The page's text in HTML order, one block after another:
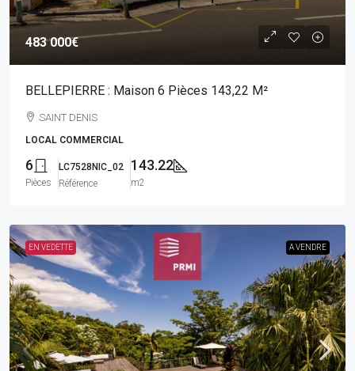
483 000€
BELLEPIERRE : Maison 6 Pièces 143,22 M²
SAINT DENIS
LOCAL COMMERCIAL
6
Pièces
LC7528NIC_02
Référence
143.22
m2
EN VEDETTE A VENDRE